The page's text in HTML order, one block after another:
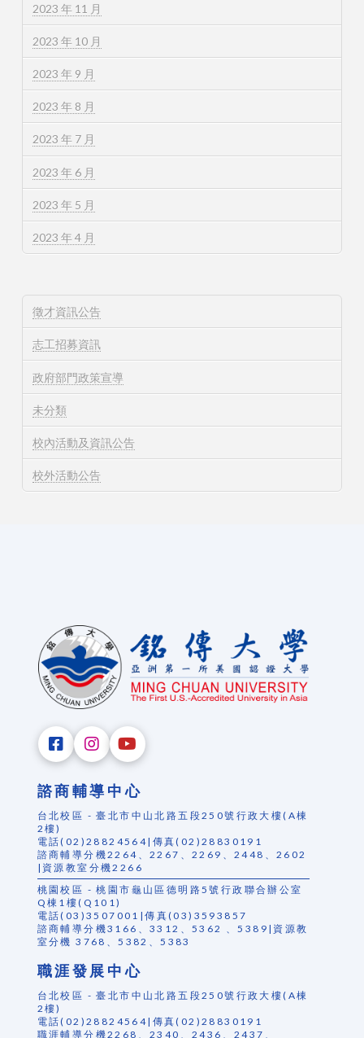
2023 年 11 月
2023 年 10 月
2023 年 9 月
2023 年 8 月
2023 年 7 月
2023 年 6 月
2023 年 5 月
2023 年 4 月
徵才資訊公告
志工招募資訊
政府部門政策宣導
未分類
校內活動及資訊公告
校外活動公告
諮商輔導中心
台北校區 - 臺北市中山北路五段250號行政大樓(A棟
2樓)
電話(02)28824564|傳真(02)28830191
諮商輔導分機2264、2267、2269、2448、2602
|資源教室分機2266
桃園校區 - 桃園市龜山區德明路5號行政聯合辦公室
Q棟1樓(Q101)
電話(03)3507001|傳真(03)3593857
諮商輔導分機3166、3312、5362 、5389|資源教
室分機 3768、5382、5383
職涯發展中心
台北校區 - 臺北市中山北路五段250號行政大樓(A棟
2樓)
電話(02)28824564|傳真(02)28830191
職涯輔導分機2268、2340、2436、2437、